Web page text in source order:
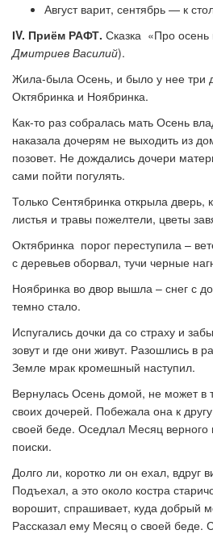
Август варит, сентябрь — к
ІV. Приём РАФТ. Сказка «Про осень
Дмитриев Василий).
Жила-была Осень, и было у нее три
Октябринка и Ноябринка.
Как-то раз собралась мать Осень
наказала дочерям не выходить из
позовет. Не дождались дочери
сами пойти погулять.
Только Сентябринка открыла дверь,
листья и травы пожелтели, цветы
Октябринка порог переступила –
с деревьев оборвал, тучи черные
Ноябринка во двор вышла – снег с
темно стало.
Испугались дочки да со страху и
зовут и где они живут. Разошлись в
Земле мрак кромешный наступил.
Вернулась Осень домой, не может в
своих дочерей. Побежала она к
своей беде. Оседлал Месяц верного
поиски.
Долго ли, коротко ли он ехал, вдруг
Подъехал, а это около костра
ворошит, спрашивает, куда добрый
Рассказал ему Месяц о своей беде.